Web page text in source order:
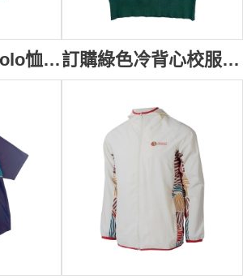
訂購綠色短袖Polo恤校服 衫側撞色貼布 中小學校服 繡花LOGO 高主教書院 100%cotton SU373 訂購綠色冷背心校服 訂做V領繡花LOGO 中小學校服 校服供應商 秋冬 校服 SU323